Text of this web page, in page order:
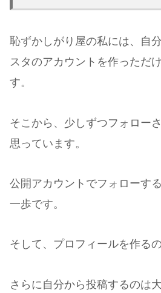
恥ずかしがり屋の私には、自
スタのアカウントを作っただ
す。
そこから、少しずつフォロー
思っています。
公開アカウントでフォローす
一歩です。
そして、プロフィールを作る
さらに自分から投稿するのは